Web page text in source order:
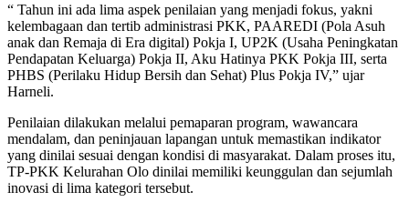
“ Tahun ini ada lima aspek penilaian yang menjadi fokus, yakni
kelembagaan dan tertib administrasi PKK, PAAREDI (Pola Asuh
anak dan Remaja di Era digital) Pokja I, UP2K (Usaha Peningkatan
Pendapatan Keluarga) Pokja II, Aku Hatinya PKK Pokja III, serta
PHBS (Perilaku Hidup Bersih dan Sehat) Plus Pokja IV,” ujar
Harneli.
Penilaian dilakukan melalui pemaparan program, wawancara
mendalam, dan peninjauan lapangan untuk memastikan indikator
yang dinilai sesuai dengan kondisi di masyarakat. Dalam proses itu,
TP-PKK Kelurahan Olo dinilai memiliki keunggulan dan sejumlah
inovasi di lima kategori tersebut.